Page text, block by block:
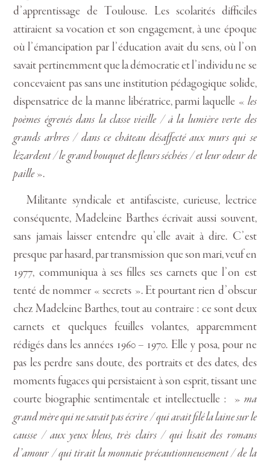
d’apprentissage de Toulouse. Les scolarités difficiles
attiraient sa vocation et son engagement, à une époque
où l’émancipation par l’éducation avait du sens, où l’on
savait pertinemment que la démocratie et l’individu ne se
concevaient pas sans une institution pédagogique solide,
dispensatrice de la manne libératrice, parmi laquelle « les
poèmes égrenés dans la classe vieille / à la lumière verte des
grands arbres / dans ce château désaffecté aux murs qui se
lézardent / le grand bouquet de fleurs séchées / et leur odeur de
paille».
Militante syndicale et antifasciste, curieuse, lectrice
conséquente, Madeleine Barthes écrivait aussi souvent,
sans jamais laisser entendre qu’elle avait à dire. C’est
presque par hasard, par transmission que son mari, veuf en
1977, communiqua à ses filles ses carnets que l’on est
tenté de nommer « secrets ». Et pourtant rien d’obscur
chez Madeleine Barthes, tout au contraire : ce sont deux
carnets et quelques feuilles volantes, apparemment
rédigés dans les années 1960 – 1970. Elle y posa, pour ne
pas les perdre sans doute, des portraits et des dates, des
moments fugaces qui persistaient à son esprit, tissant une
courte biographie sentimentale et intellectuelle : » ma
grand mère qui ne savait pas écrire / qui avait filé la laine sur le
causse / aux yeux bleus, très clairs / qui lisait des romans
d’amour / qui tirait la monnaie précautionneusement / de la